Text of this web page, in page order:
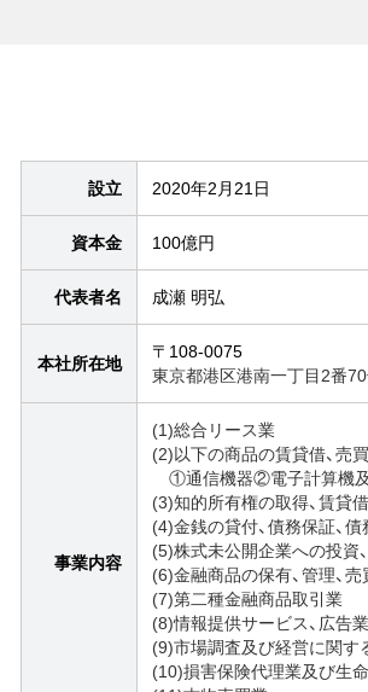
設立 2020年2月21日
資本金 100億円
代表者名 成瀬 明弘
本社所在地
〒108-0075
東京都港区港南一丁目2番
事業内容
(1)総合リース業
(2)以下の商品の賃貸借、売
①通信機器②電子計算機及
(3)知的所有権の取得、賃貸借
(4)金銭の貸付、債務保証、
(5)株式未公開企業への投資
(6)金融商品の保有、管理、
(7)第二種金融商品取引業
(8)情報提供サービス、広告業
(9)市場調査及び経営に関す
(10)損害保険代理業及び生